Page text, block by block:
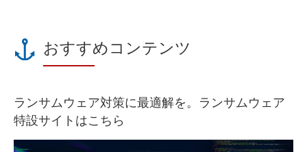
おすすめコンテンツ
ランサムウェア対策に最適解を。ランサムウェア
特設サイトはこちら